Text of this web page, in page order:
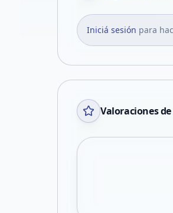
Iniciá sesión para
Valoraciones